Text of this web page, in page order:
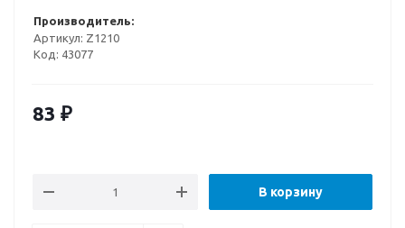
Производитель:
Артикул: Z1210
Код: 43077
83 ₽
В корзину